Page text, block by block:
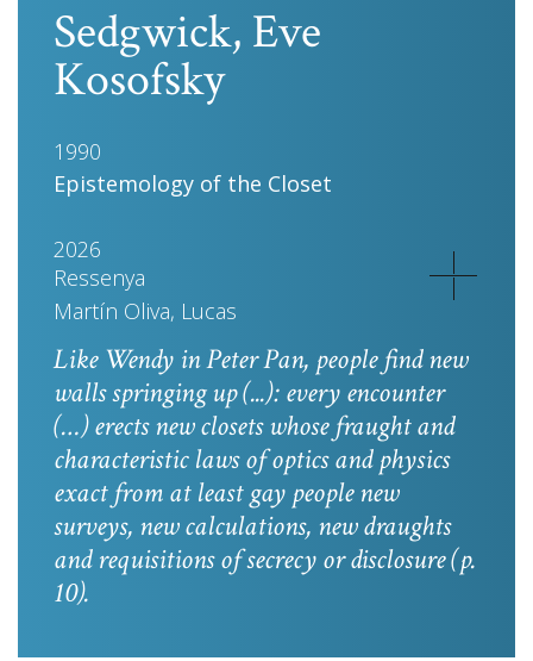
Sedgwick, Eve
Kosofsky
1990
Epistemology of the Closet
2026
Ressenya
Martín Oliva, Lucas
Like Wendy inPeter Pan, people find new
walls springing up (...): every encounter
(…) erects new closets whose fraught and
characteristic laws of optics and physics
exact from at least gay people new
surveys, new calculations, new draughts
and requisitions of secrecy or disclosure(p.
10).